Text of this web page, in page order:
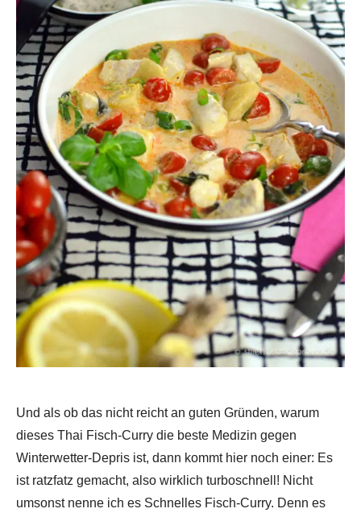
Und als ob das nicht reicht an guten Gründen, warum
dieses Thai Fisch-Curry die beste Medizin gegen
Winterwetter-Depris ist, dann kommt hier noch einer: Es
ist ratzfatz gemacht, also wirklich turboschnell! Nicht
umsonst nenne ich es Schnelles Fisch-Curry. Denn es